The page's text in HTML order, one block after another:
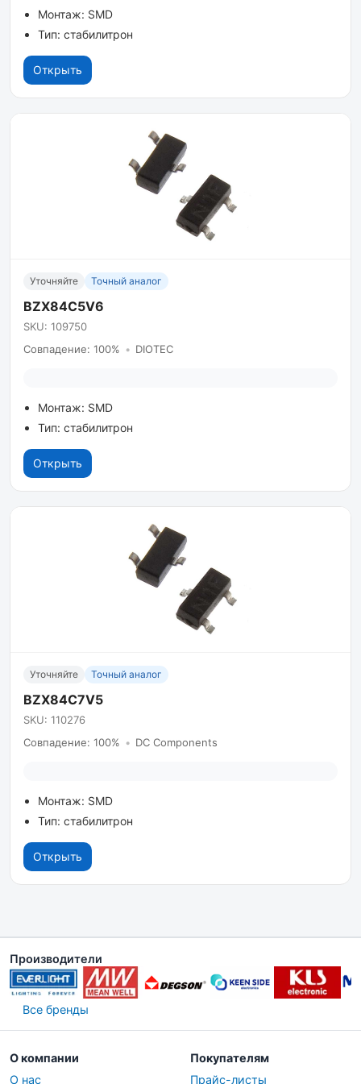
Монтаж: SMD
Тип: стабилитрон
Открыть
Уточняйте Точный аналог
BZX84C5V6
SKU: 109750
Совпадение: 100% • DIOTEC
Монтаж: SMD
Тип: стабилитрон
Открыть
Уточняйте Точный аналог
BZX84C7V5
SKU: 110276
Совпадение: 100% • DC Components
Монтаж: SMD
Тип: стабилитрон
Открыть
Производители
Все бренды
О компании
О нас
Покупателям
Прайс-листы